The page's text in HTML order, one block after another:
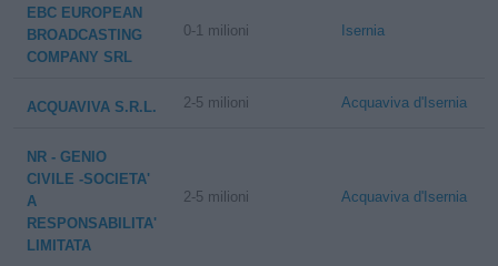
EBC EUROPEAN
BROADCASTING
COMPANY SRL
0-1 milioni Isernia
ACQUAVIVA S.R.L. 2-5 milioni Acquaviva d'Isernia
NR - GENIO
CIVILE -SOCIETA'
A
RESPONSABILITA'
LIMITATA
2-5 milioni Acquaviva d'Isernia